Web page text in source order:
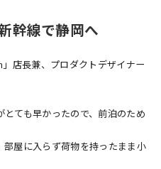
幹線で静岡へ
店長兼、プロダクトデザイナー
ても早かったので、前泊のため
部屋に入らず荷物を持ったまま小